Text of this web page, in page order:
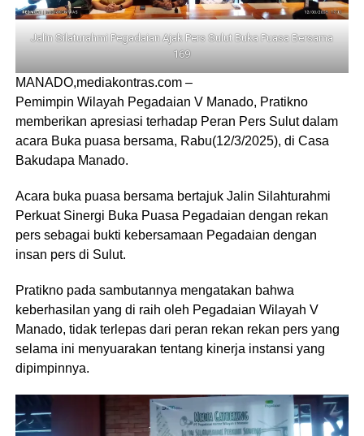
Jalin Silaturahmi Pegadaian Ajak Pers Sulut Buka Puasa Bersama
169
MANADO,mediakontras.com –
Pemimpin Wilayah Pegadaian V Manado, Pratikno
memberikan apresiasi terhadap Peran Pers Sulut dalam
acara Buka puasa bersama, Rabu(12/3/2025), di Casa
Bakudapa Manado.
Acara buka puasa bersama bertajuk Jalin Silahturahmi
Perkuat Sinergi Buka Puasa Pegadaian dengan rekan
pers sebagai bukti kebersamaan Pegadaian dengan
insan pers di Sulut.
Pratikno pada sambutannya mengatakan bahwa
keberhasilan yang di raih oleh Pegadaian Wilayah V
Manado, tidak terlepas dari peran rekan rekan pers yang
selama ini menyuarakan tentang kinerja instansi yang
dipimpinnya.